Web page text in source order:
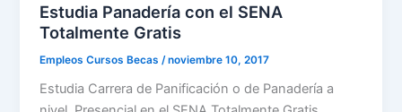
Estudia Panadería con el SENA
Totalmente Gratis
Empleos Cursos Becas /noviembre 10, 2017
Estudia Carrera de Panificación o de Panadería a